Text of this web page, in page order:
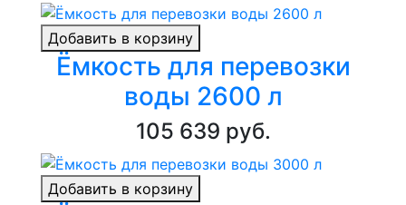
Добавить в корзину
Ёмкость для перевозки
воды 2600 л
105 639 руб.
Добавить в корзину